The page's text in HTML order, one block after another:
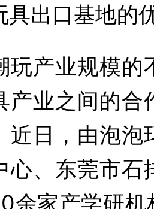
具出口基地的
玩产业规模的
产业之间的合
近日，由泡泡
心、东莞市石
余家产学研